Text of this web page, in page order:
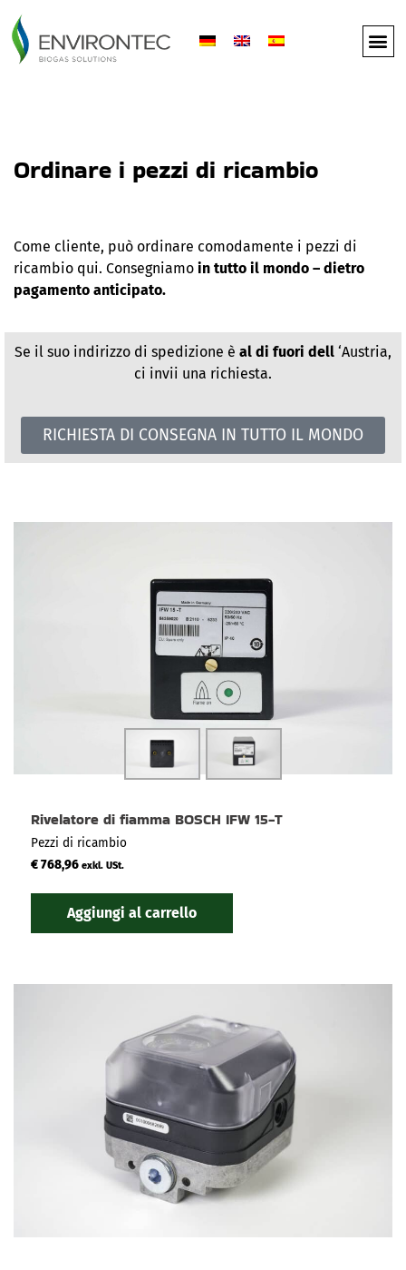
Ordinare i pezzi di ricambio
Come cliente, può ordinare comodamente i pezzi di
ricambio qui. Consegniamo in tutto il mondo – dietro
pagamento anticipato.
Se il suo indirizzo di spedizione è al di fuori dell ‘Austria,
ci invii una richiesta.
RICHIESTA DI CONSEGNA IN TUTTO IL MONDO
Rivelatore di fiamma BOSCH IFW 15-T
Pezzi di ricambio
€768,96 exkl. USt.
Aggiungi al carrello